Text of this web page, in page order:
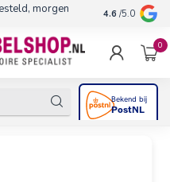
morgen 10+jaar
4.6 /5.0
0